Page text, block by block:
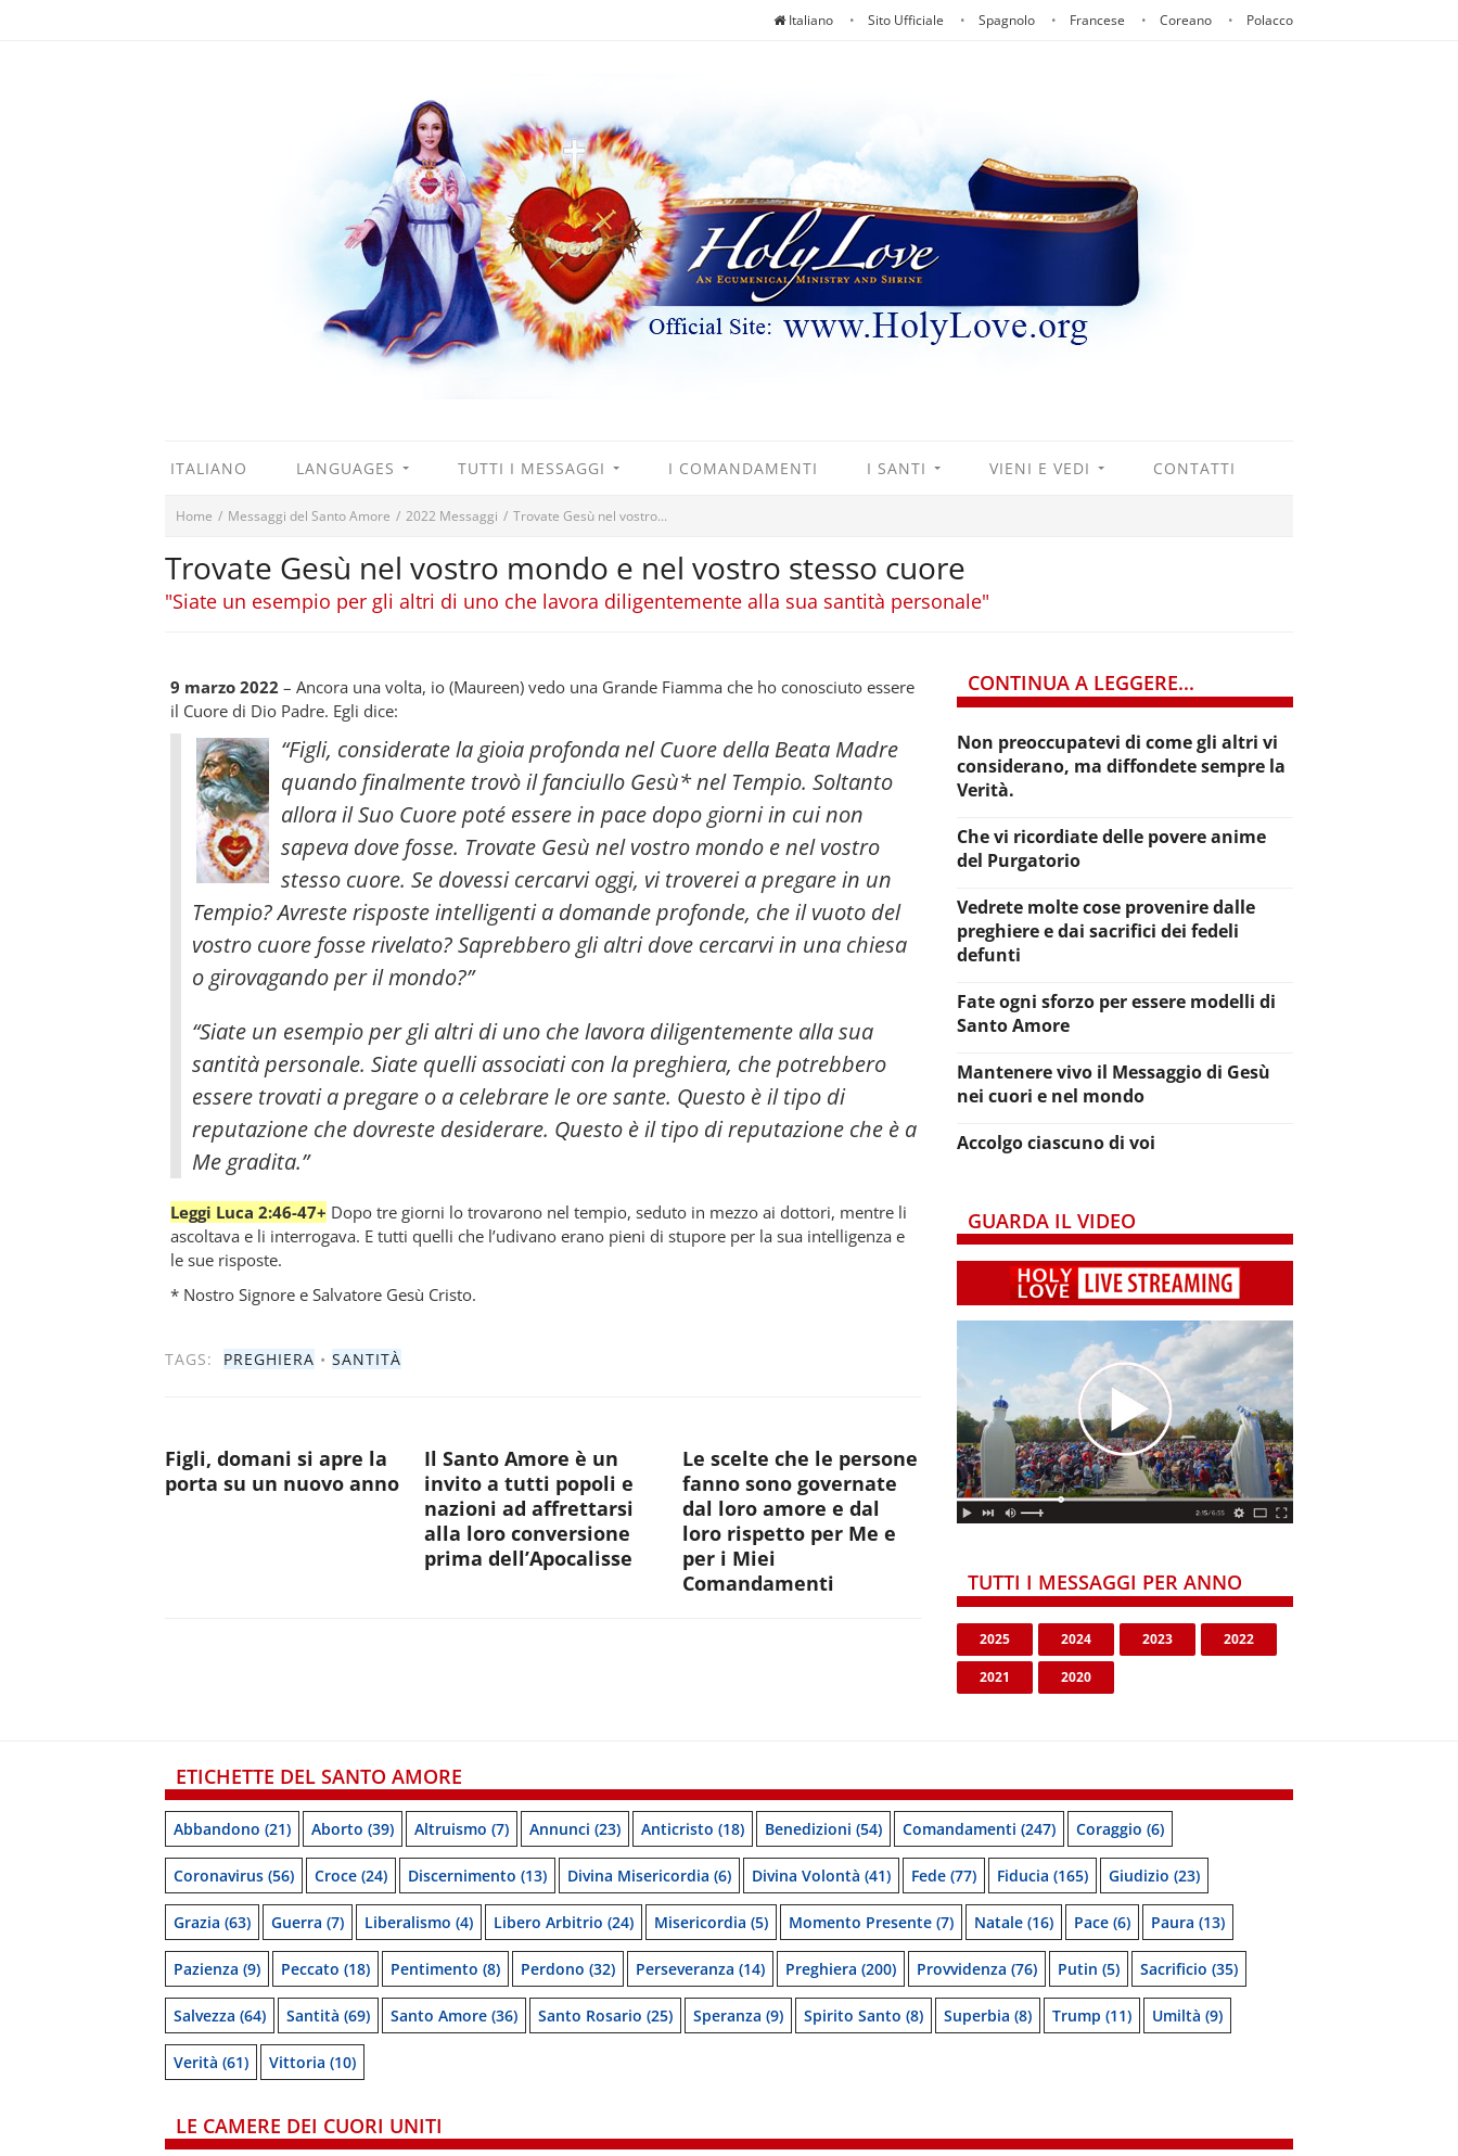
Italiano Sito Ufficiale Spagnolo Francese Coreano Polacco
ITALIANO LANGUAGES TUTTI I MESSAGGI I COMANDAMENTI I SANTI VIENI E VEDI CONTATTI
Home / Messaggi del Santo Amore / 2022 Messaggi / Trovate Gesù nel vostro...
Trovate Gesù nel vostro mondo e nel vostro stesso cuore
"Siate un esempio per gli altri di uno che lavora diligentemente alla sua santità personale"
9 marzo 2022 – Ancora una volta, io (Maureen) vedo una Grande Fiamma che ho conosciuto essere
il Cuore di Dio Padre. Egli dice:
“Figli, considerate la gioia profonda nel Cuore della Beata Madre
quando finalmente trovò il fanciullo Gesù* nel Tempio. Soltanto
allora il Suo Cuore poté essere in pace dopo giorni in cui non
sapeva dove fosse. Trovate Gesù nel vostro mondo e nel vostro
stesso cuore. Se dovessi cercarvi oggi, vi troverei a pregare in un
Tempio? Avreste risposte intelligenti a domande profonde, che il vuoto del
vostro cuore fosse rivelato? Saprebbero gli altri dove cercarvi in una chiesa
o girovagando per il mondo?”
“Siate un esempio per gli altri di uno che lavora diligentemente alla sua
santità personale. Siate quelli associati con la preghiera, che potrebbero
essere trovati a pregare o a celebrare le ore sante. Questo è il tipo di
reputazione che dovreste desiderare. Questo è il tipo di reputazione che è a
Me gradita.”
Leggi Luca 2:46-47+ Dopo tre giorni lo trovarono nel tempio, seduto in mezzo ai dottori, mentre li
ascoltava e li interrogava. E tutti quelli che l’udivano erano pieni di stupore per la sua intelligenza e
le sue risposte.
* Nostro Signore e Salvatore Gesù Cristo.
TAGS: PREGHIERA • SANTITÀ
Figli, domani si apre la
porta su un nuovo anno
Il Santo Amore è un
invito a tutti popoli e
nazioni ad affrettarsi
alla loro conversione
prima dell’Apocalisse
Le scelte che le persone
fanno sono governate
dal loro amore e dal
loro rispetto per Me e
per i Miei
Comandamenti
CONTINUA A LEGGERE...
Non preoccupatevi di come gli altri vi
considerano, ma diffondete sempre la
Verità.
Che vi ricordiate delle povere anime
del Purgatorio
Vedrete molte cose provenire dalle
preghiere e dai sacrifici dei fedeli
defunti
Fate ogni sforzo per essere modelli di
Santo Amore
Mantenere vivo il Messaggio di Gesù
nei cuori e nel mondo
Accolgo ciascuno di voi
GUARDA IL VIDEO
TUTTI I MESSAGGI PER ANNO
2025 2024 2023 2022
2021 2020
ETICHETTE DEL SANTO AMORE
Abbandono (21) Aborto (39) Altruismo (7) Annunci (23) Anticristo (18) Benedizioni (54) Comandamenti (247) Coraggio (6)
Coronavirus (56) Croce (24) Discernimento (13) Divina Misericordia (6) Divina Volontà (41) Fede (77) Fiducia (165) Giudizio (23)
Grazia (63) Guerra (7) Liberalismo (4) Libero Arbitrio (24) Misericordia (5) Momento Presente (7) Natale (16) Pace (6) Paura (13)
Pazienza (9) Peccato (18) Pentimento (8) Perdono (32) Perseveranza (14) Preghiera (200) Provvidenza (76) Putin (5) Sacrificio (35)
Salvezza (64) Santità (69) Santo Amore (36) Santo Rosario (25) Speranza (9) Spirito Santo (8) Superbia (8) Trump (11) Umiltà (9)
Verità (61) Vittoria (10)
LE CAMERE DEI CUORI UNITI